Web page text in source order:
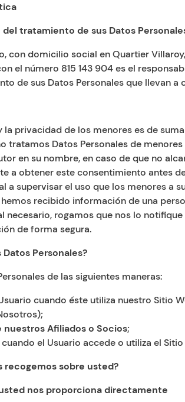
tratamiento de sus Datos
con domicilio social en Quartier
el número 815 143 904 es el
de sus Datos Personales que llevan a
la privacidad de los menores es de
tratamos Datos Personales de
en su nombre, en caso de que no
a obtener este consentimiento antes
a supervisar el uso que los menores a
recibido información de una
necesario, rogamos que nos lo
de forma segura.
Personales?
de las siguientes maneras:
cuando éste utiliza nuestro Sitio
Afiliados o Socios;
cuando el Usuario accede o utiliza el
recogemos sobre usted?
nos proporciona directamente